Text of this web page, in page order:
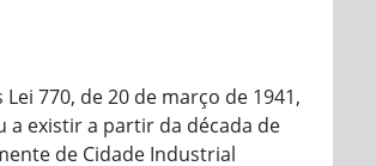
770, de 20 de março de 1941,
a existir a partir da década de
de Cidade Industrial